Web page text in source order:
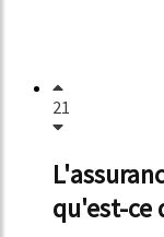
21
qu'est-ce